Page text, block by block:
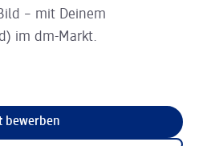
– mit Deinem
im dm-Markt.
bewerben